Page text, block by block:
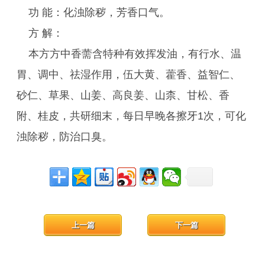
功 能：化浊除秽，芳香口气。
方 解：
本方方中香薷含特种有效挥发油，有行水、温
胃、调中、祛湿作用，伍大黄、藿香、益智仁、
砂仁、草果、山姜、高良姜、山柰、甘松、香
附、桂皮，共研细末，每日早晚各擦牙1次，可化
浊除秽，防治口臭。
下一篇
上一篇